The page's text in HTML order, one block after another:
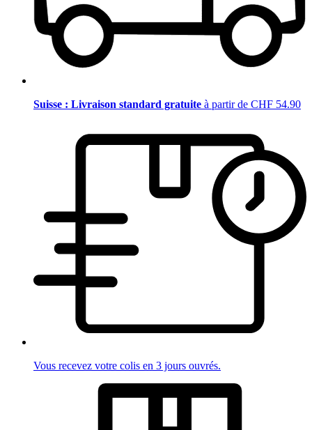
Suisse : Livraison standard gratuite à partir de CHF 54.90
Vous recevez votre colis en 3 jours ouvrés.